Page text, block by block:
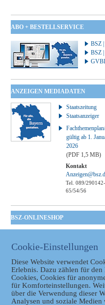
ABO + BESTELLSERVICE
BSZ |
BSZ
ANZEIGEN MEDIADATEN
Staatszeitung
Staatsanzeiger
gültig ab 1.
2026
(PDF 1,5 MB)
Kontakt
Tel. 089/290142-
65/54/56
BSZ-ONLINESHOP
Taschenbuch
GVBl |
Cookie-Einstellungen
Diese Website verwendet
Erlebnis. Dazu zählen für
Cookies, Cookies für
für Komforteinstellungen.
über die Verwendung dieser
Analysen und soziale Medien